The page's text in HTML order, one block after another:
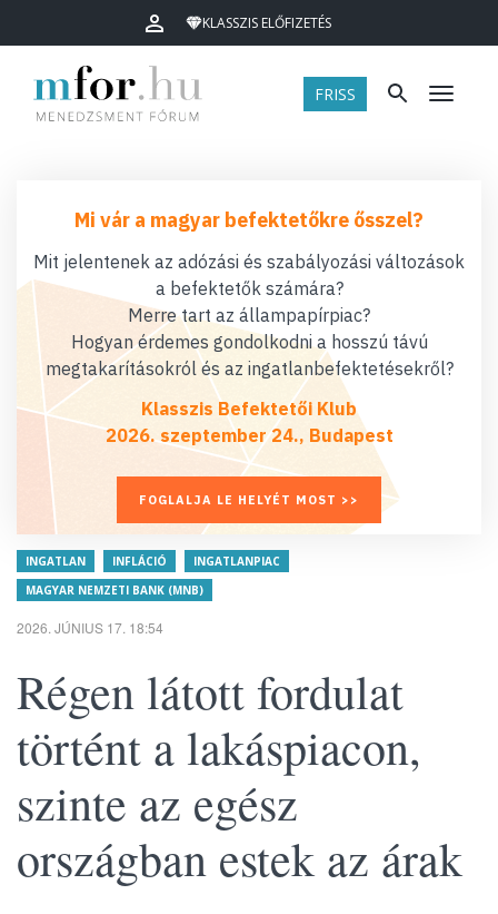
KLASSZIS ELŐFIZETÉS
FRISS Menü
Mi vár a magyar befektetőkre ősszel?
Mit jelentenek az adózási és szabályozási változások
a befektetők számára?
Merre tart az állampapírpiac?
Hogyan érdemes gondolkodni a hosszú távú
megtakarításokról és az ingatlanbefektetésekről?
Klasszis Befektetői Klub
2026. szeptember 24., Budapest
FOGLALJA LE HELYÉT MOST >>
INGATLAN INFLÁCIÓ
INGATLANPIAC
MAGYAR NEMZETI BANK (MNB)
2026. JÚNIUS 17. 18:54
Régen látott fordulat
történt a lakáspiacon,
szinte az egész
országban estek az árak